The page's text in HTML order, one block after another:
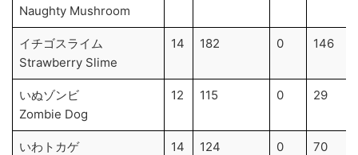
Naughty Mushroom
イチゴスライム
Strawberry Slime
14 182 0 146
いぬゾンビ
Zombie Dog
12 115 0 29
いわトカゲ
14 124 0 70